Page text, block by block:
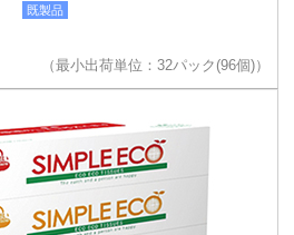
既製品
（最小出荷単位：32パック(96個)）